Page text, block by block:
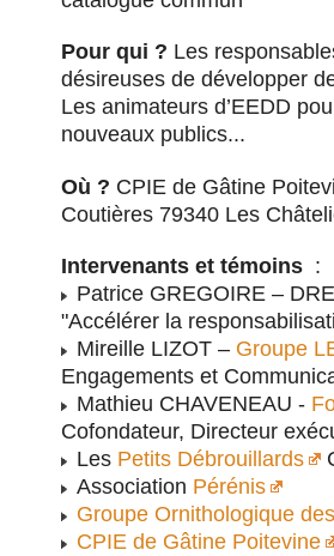
Pour qui ? Les
désireuses de développer
Les animateurs d’EEDD
nouveaux publics...
Où ? CPIE de Gâtine
Coutières 79340 Les
Intervenants et témoins :
Patrice GREGOIRE –
"Accélérer la
Mireille LIZOT – Groupe
Engagements et
Mathieu CHAVENEAU -
Cofondateur, Directeur
Les Petits Débrouillards
Association Pérénis
Groupe Ornithologique
CPIE de Gâtine Poitevine